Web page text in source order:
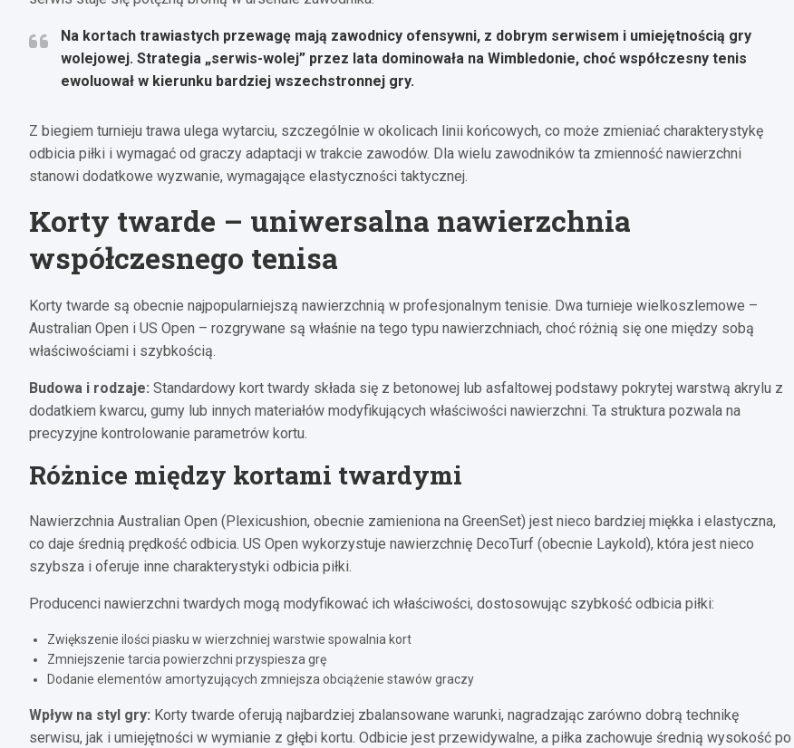
Na kortach trawiastych przewagę mają zawodnicy ofensywni, z dobrym serwisem i umiejętnością gry
wolejowej. Strategia „serwis-wolej” przez lata dominowała na Wimbledonie, choć współczesny tenis
ewoluował w kierunku bardziej wszechstronnej gry.
Z biegiem turnieju trawa ulega wytarciu, szczególnie w okolicach linii końcowych, co może zmieniać charakterystykę
odbicia piłki i wymagać od graczy adaptacji w trakcie zawodów. Dla wielu zawodników ta zmienność nawierzchni
stanowi dodatkowe wyzwanie, wymagające elastyczności taktycznej.
Korty twarde – uniwersalna nawierzchnia
współczesnego tenisa
Korty twarde są obecnie najpopularniejszą nawierzchnią w profesjonalnym tenisie. Dwa turnieje wielkoszlemowe –
Australian Open i US Open – rozgrywane są właśnie na tego typu nawierzchniach, choć różnią się one między sobą
właściwościami i szybkością.
Budowa i rodzaje: Standardowy kort twardy składa się z betonowej lub asfaltowej podstawy pokrytej warstwą akrylu z
dodatkiem kwarcu, gumy lub innych materiałów modyfikujących właściwości nawierzchni. Ta struktura pozwala na
precyzyjne kontrolowanie parametrów kortu.
Różnice między kortami twardymi
Nawierzchnia Australian Open (Plexicushion, obecnie zamieniona na GreenSet) jest nieco bardziej miękka i elastyczna,
co daje średnią prędkość odbicia. US Open wykorzystuje nawierzchnię DecoTurf (obecnie Laykold), która jest nieco
szybsza i oferuje inne charakterystyki odbicia piłki.
Producenci nawierzchni twardych mogą modyfikować ich właściwości, dostosowując szybkość odbicia piłki:
Zwiększenie ilości piasku w wierzchniej warstwie spowalnia kort
Zmniejszenie tarcia powierzchni przyspiesza grę
Dodanie elementów amortyzujących zmniejsza obciążenie stawów graczy
Wpływ na styl gry: Korty twarde oferują najbardziej zbalansowane warunki, nagradzając zarówno dobrą technikę
serwisu, jak i umiejętności w wymianie z głębi kortu. Odbicie jest przewidywalne, a piłka zachowuje średnią wysokość po